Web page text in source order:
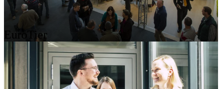
EuroTier